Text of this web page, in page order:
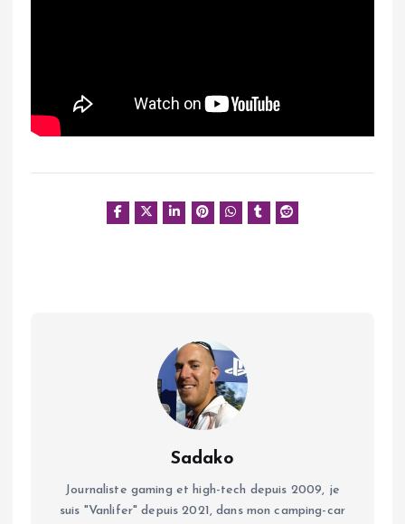
Sadako
Journaliste gaming et high-tech depuis 2009, je
suis "Vanlifer" depuis 2021, dans mon camping-car